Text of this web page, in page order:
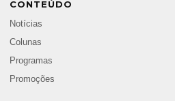
CONTEÚDO
Notícias
Colunas
Programas
Promoções